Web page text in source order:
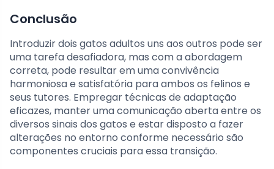
Conclusão
Introduzir dois gatos adultos uns aos outros pode ser
uma tarefa desafiadora, mas com a abordagem
correta, pode resultar em uma convivência
harmoniosa e satisfatória para ambos os felinos e
seus tutores. Empregar técnicas de adaptação
eficazes, manter uma comunicação aberta entre os
diversos sinais dos gatos e estar disposto a fazer
alterações no entorno conforme necessário são
componentes cruciais para essa transição.